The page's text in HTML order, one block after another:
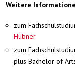
Weitere
zum
Hübner
zum
plus Bachelor of